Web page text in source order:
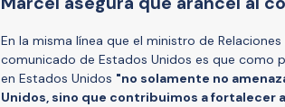
En la misma línea que el ministro de
comunicado de Estados Unidos es que como
en Estados Unidos "no solamente no
Unidos, sino que contribuimos a fortalecer